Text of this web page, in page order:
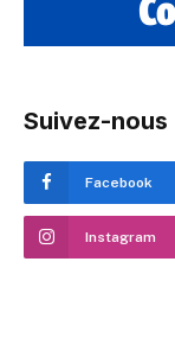
Suivez-nous
Facebook
Instagram